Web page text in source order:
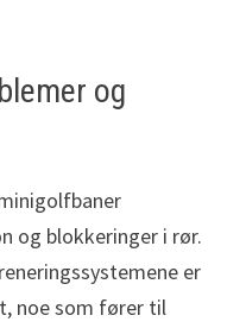
og
og blokkeringer i rør.
er
noe som fører til